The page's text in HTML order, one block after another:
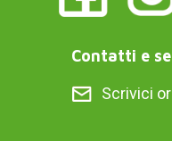
Contatti e
Scrivici